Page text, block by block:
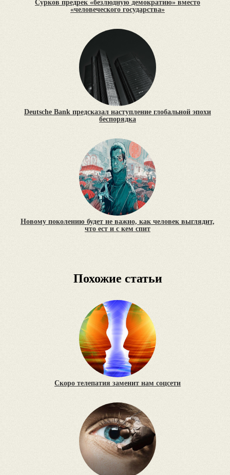
Сурков предрек «безлюдную демократию» вместо
«человеческого государства»
Deutsche Bank предсказал наступление глобальной эпохи
беспорядка
Новому поколению будет не важно, как человек выглядит,
что ест и с кем спит
Похожие статьи
Скоро телепатия заменит нам соцсети